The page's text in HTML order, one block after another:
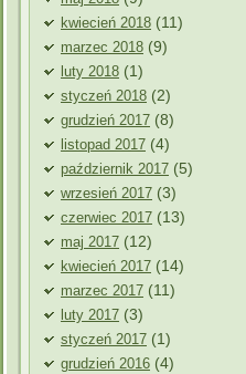
kwiecień 2018 (11)
marzec 2018 (9)
luty 2018 (1)
styczeń 2018 (2)
grudzień 2017 (8)
listopad 2017 (4)
październik 2017 (5)
wrzesień 2017 (3)
czerwiec 2017 (13)
maj 2017 (12)
kwiecień 2017 (14)
marzec 2017 (11)
luty 2017 (3)
styczeń 2017 (1)
grudzień 2016 (4)